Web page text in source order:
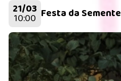
21/03
10:00 Festa da Semente